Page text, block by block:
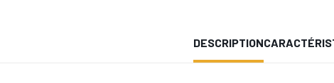
DESCRIPTION